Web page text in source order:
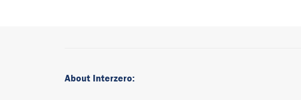
About Interzero: